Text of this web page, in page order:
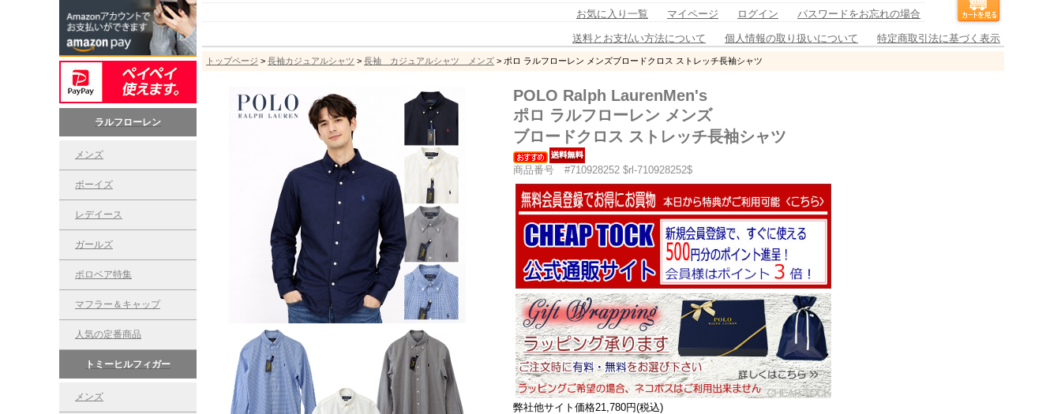
ラルフローレン
メンズ
ボーイズ
レデイース
ガールズ
ポロベア特集
マフラー＆キャップ
人気の定番商品
トミーヒルフィガー
メンズ
お気に入り一覧
マイページ ログイン パスワードをお忘れの場合
送料とお支払い方法について 個人情報の取り扱いについて 特定商取引法に基づく表示
トップページ > 長袖カジュアルシャツ > 長袖 カジュアルシャツ メンズ > ポロ ラルフローレン メンズブロードクロス ストレッチ長袖シャツ
POLO Ralph LaurenMen's
ポロ ラルフローレン メンズ
ブロードクロス ストレッチ長袖シャツ
商品番号 #710928252 $rl-710928252$
弊社他サイト価格21,780円(税込)